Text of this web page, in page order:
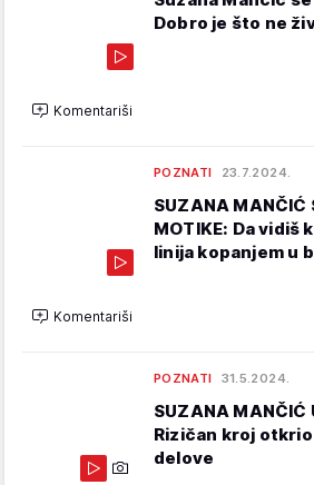
Dobro je što ne
Komentariši
POZNATI 23.7.2024.
SUZANA MANČIĆ
MOTIKE: Da vidiš
linija kopanjem u
Komentariši
POZNATI 31.5.2024.
SUZANA MANČIĆ
Rizičan kroj
delove